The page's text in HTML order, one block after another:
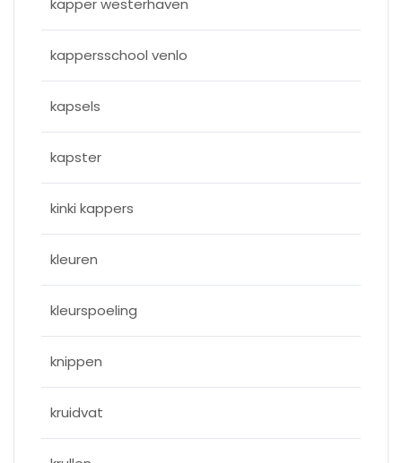
kapper westerhaven
kappersschool venlo
kapsels
kapster
kinki kappers
kleuren
kleurspoeling
knippen
kruidvat